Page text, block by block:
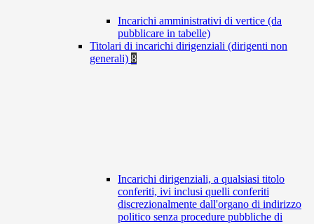
Incarichi amministrativi di vertice (da
pubblicare in tabelle)
Titolari di incarichi dirigenziali (dirigenti non
generali) 8
Incarichi dirigenziali, a qualsiasi titolo
conferiti, ivi inclusi quelli conferiti
discrezionalmente dall'organo di indirizzo
politico senza procedure pubbliche di